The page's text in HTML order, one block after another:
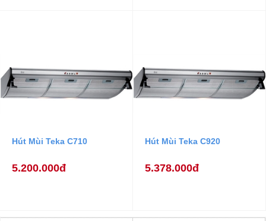
Hút Mùi Teka C710
5.200.000đ
Hút Mùi Teka C920
5.378.000đ